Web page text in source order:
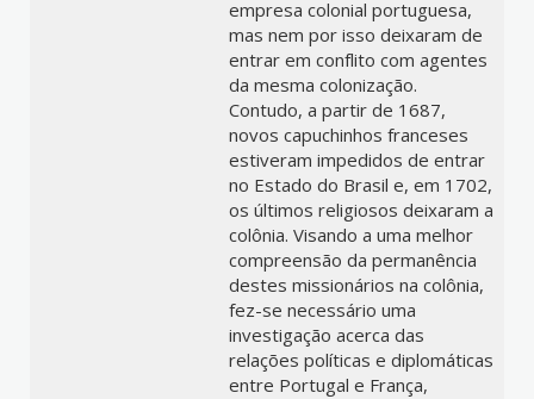
empresa colonial portuguesa,
mas nem por isso deixaram de
entrar em conflito com agentes
da mesma colonização.
Contudo, a partir de 1687,
novos capuchinhos franceses
estiveram impedidos de entrar
no Estado do Brasil e, em 1702,
os últimos religiosos deixaram a
colônia. Visando a uma melhor
compreensão da permanência
destes missionários na colônia,
fez-se necessário uma
investigação acerca das
relações políticas e diplomáticas
entre Portugal e França,